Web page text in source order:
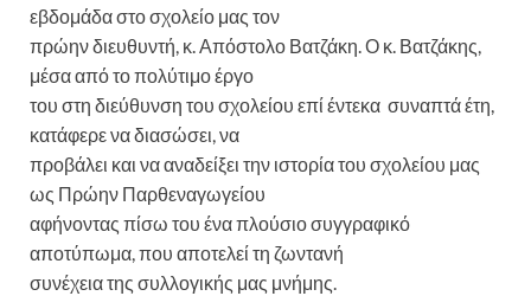
εβδομάδα στο σχολείο μας τον
πρώην διευθυντή, κ. Απόστολο Βατζάκη. Ο κ. Βατζάκης,
μέσα από το πολύτιμο έργο
του στη διεύθυνση του σχολείου επί έντεκα συναπτά έτη,
κατάφερε να διασώσει, να
προβάλει και να αναδείξει την ιστορία του σχολείου μας
ως Πρώην Παρθεναγωγείου
αφήνοντας πίσω του ένα πλούσιο συγγραφικό
αποτύπωμα, που αποτελεί τη ζωντανή
συνέχεια της συλλογικής μας μνήμης.